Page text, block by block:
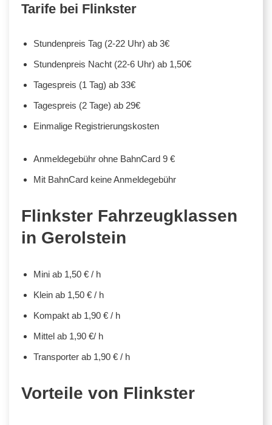
Tarife bei Flinkster
Stundenpreis Tag (2-22 Uhr) ab 3€
Stundenpreis Nacht (22-6 Uhr) ab 1,50€
Tagespreis (1 Tag) ab 33€
Tagespreis (2 Tage) ab 29€
Einmalige Registrierungskosten
Anmeldegebühr ohne BahnCard 9 €
Mit BahnCard keine Anmeldegebühr
Flinkster Fahrzeugklassen
in Gerolstein
Mini ab 1,50 € / h
Klein ab 1,50 € / h
Kompakt ab 1,90 € / h
Mittel ab 1,90 €/ h
Transporter ab 1,90 € / h
Vorteile von Flinkster